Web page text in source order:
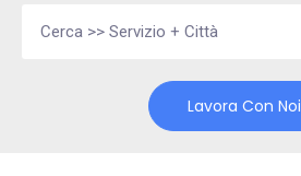
Lavora Con Noi